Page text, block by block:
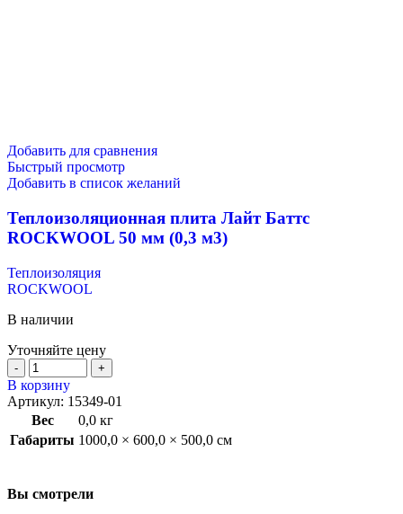
Добавить для сравнения
Быстрый просмотр
Добавить в список желаний
Теплоизоляционная плита Лайт Баттс
ROCKWOOL 50 мм (0,3 м3)
Теплоизоляция
ROCKWOOL
В наличии
Уточняйте цену
В корзину
Артикул: 15349-01
Вес
0,0 кг
Габариты 1000,0 × 600,0 × 500,0 см
Вы смотрели